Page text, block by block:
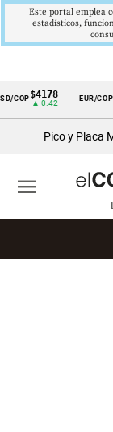
Cintillo
económicos
Colombia
COP$4178
▲ 0.42
EUR/COP
Pico y Placa
menu
Este portal emplea
estadísticos,